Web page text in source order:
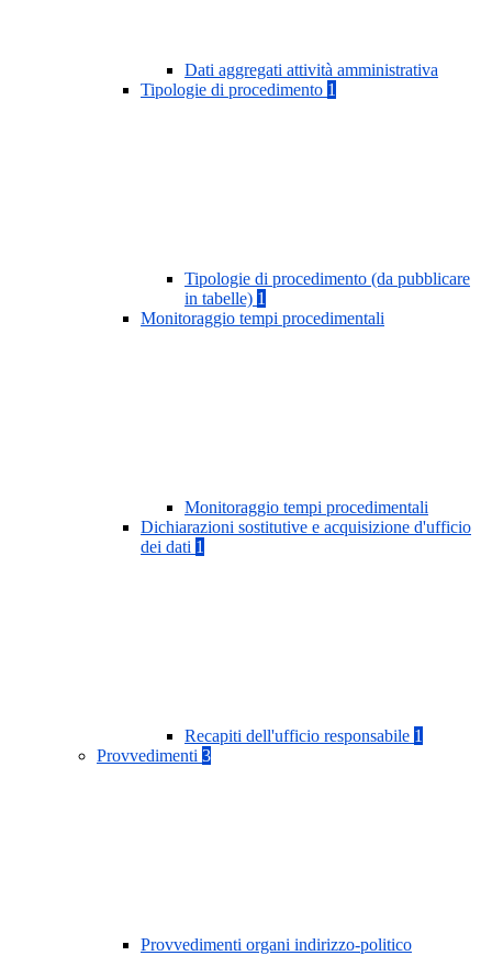
Dati aggregati attività amministrativa
Tipologie di procedimento 1
Tipologie di procedimento (da pubblicare
in tabelle) 1
Monitoraggio tempi procedimentali
Monitoraggio tempi procedimentali
Dichiarazioni sostitutive e acquisizione d'ufficio
dei dati 1
Recapiti dell'ufficio responsabile 1
Provvedimenti 3
Provvedimenti organi indirizzo-politico